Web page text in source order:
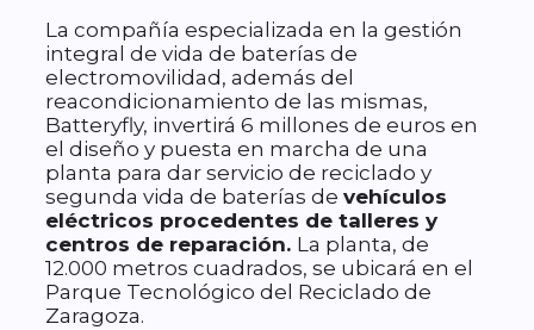
La compañía especializada en la gestión
integral de vida de baterías de
electromovilidad, además del
reacondicionamiento de las mismas,
Batteryfly, invertirá 6 millones de euros en
el diseño y puesta en marcha de una
planta para dar servicio de reciclado y
segunda vida de baterías de vehículos
eléctricos procedentes de talleres y
centros de reparación. La planta, de
12.000 metros cuadrados, se ubicará en el
Parque Tecnológico del Reciclado de
Zaragoza.